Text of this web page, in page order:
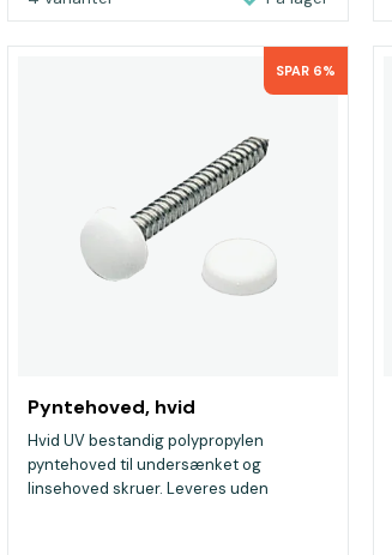
SPAR 6%
Pyntehoved, hvid
Hvid UV bestandig polypropylen
pyntehoved til undersænket og
linsehoved skruer. Leveres uden